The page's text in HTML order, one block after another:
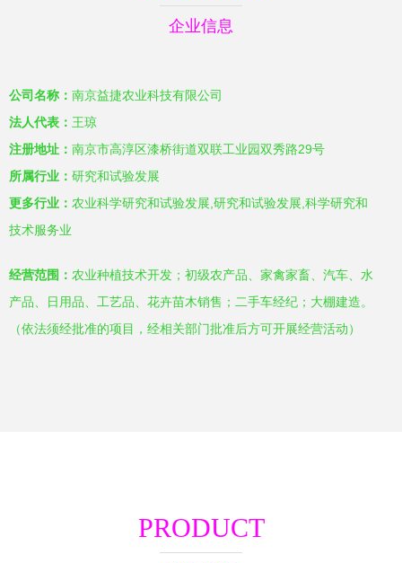
企业信息
公司名称： 南京益捷农业科技有限公司
法人代表： 王琼
注册地址： 南京市高淳区漆桥街道双联工业园双秀路29号
所属行业： 研究和试验发展
更多行业： 农业科学研究和试验发展,研究和试验发展,科学研究和
技术服务业
经营范围： 农业种植技术开发；初级农产品、家禽家畜、汽车、水
产品、日用品、工艺品、花卉苗木销售；二手车经纪；大棚建造。
（依法须经批准的项目，经相关部门批准后方可开展经营活动）
PRODUCT